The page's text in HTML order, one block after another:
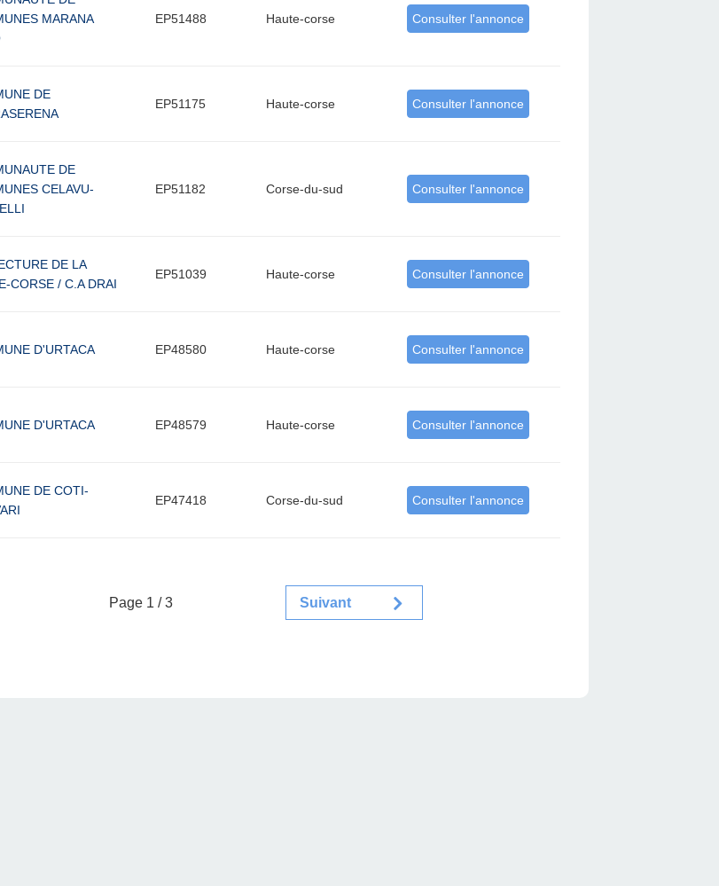
MARANA
EP51488 Haute-corse Consulter l'annonce
DE
EP51175 Haute-corse Consulter l'annonce
DE
CELAVU-
EP51182 Corse-du-sud Consulter l'annonce
DE LA
CORSE / C.A DRAI
EP51039 Haute-corse Consulter l'annonce
D'URTACA EP48580 Haute-corse Consulter l'annonce
D'URTACA EP48579 Haute-corse Consulter l'annonce
DE COTI-
EP47418 Corse-du-sud Consulter l'annonce
Page 1 / 3 Suivant